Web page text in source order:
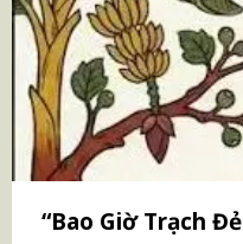
“Bao Giờ Trạch